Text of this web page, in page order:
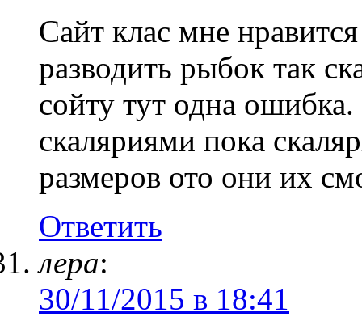
Сайт клас мне
разводить рыбок так
сойту тут одна
скаляриями пока
размеров ото они их
Ответить
лера:
30/11/2015 в 18:41